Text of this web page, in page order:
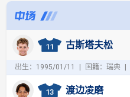
中
场
11 古斯塔夫松
出生：1995/01/11 国籍：瑞典
13 渡边凌磨